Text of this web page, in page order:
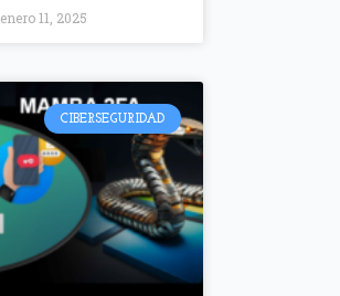
enero 11, 2025
CIBERSEGURIDAD